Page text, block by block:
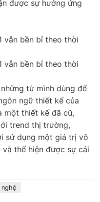
được sự hưởng ứng
vẫn bền bỉ theo thời
vẫn bền bỉ theo thời
từ mình dùng để
ngữ thiết kế của
một thiết kế đã cũ,
trend thị trường,
sử dụng một giá trị vô
thể hiện được sự cái
nghệ